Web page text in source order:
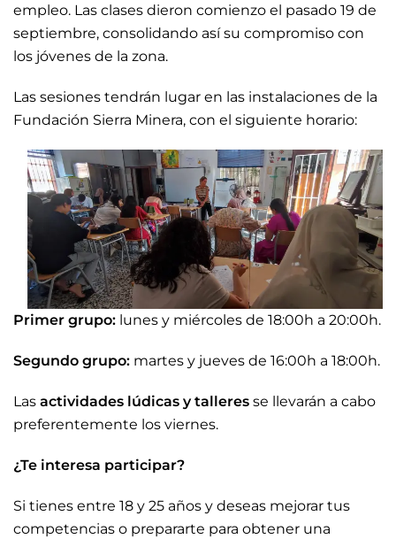
empleo. Las clases dieron comienzo el pasado 19 de
septiembre, consolidando así su compromiso con
los jóvenes de la zona.
Las sesiones tendrán lugar en las instalaciones de la
Fundación Sierra Minera, con el siguiente horario:
Primer grupo: lunes y miércoles de 18:00h a 20:00h.
Segundo grupo: martes y jueves de 16:00h a 18:00h.
Las actividades lúdicas y talleres se llevarán a cabo
preferentemente los viernes.
¿Te interesa participar?
Si tienes entre 18 y 25 años y deseas mejorar tus
competencias o prepararte para obtener una